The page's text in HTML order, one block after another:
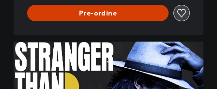
Pre-ordine
D
e
u